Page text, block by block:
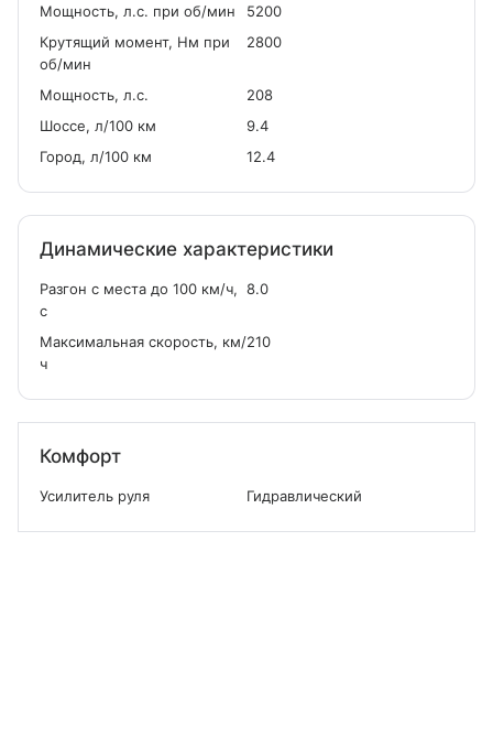
Мощность, л.с. при об/мин
5200
Крутящий момент, Нм при
об/мин
2800
Мощность, л.с.
208
Шоссе, л/100 км
9.4
Город, л/100 км
12.4
Динамические характеристики
Разгон с места до 100 км/ч,
с
8.0
Максимальная скорость, км/
ч
210
Комфорт
Усилитель руля Гидравлический